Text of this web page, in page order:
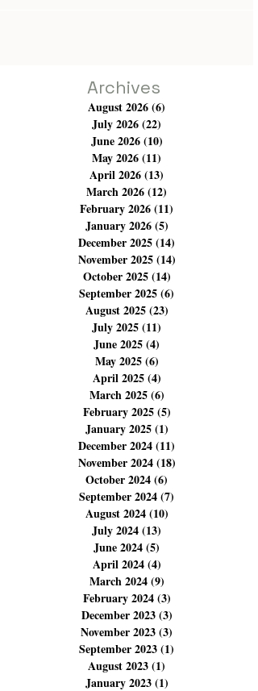
même titre que les humains.
Archives
August 2026 (6)
July 2026 (22)22 posts
June 2026(10)10 posts
May 2026(11)11 posts
April 2026(13)13 posts
March 2026(12)12 posts
February 2026 (11)11 posts
January 2026 (5)5 posts
December 2025 (14)
November 2025(14)
October 2025 (14)
September 2025
August 2025 (23)
July 2025 (11)
June 2025 (4)4 posts
May 2025(6)6 posts
April 2025(4)4 posts
March 2025 (6)6 posts
February 2025 (5)5 posts
January 2025 (1) 1 post
December 2024 (11)
November 2024(18)
October 2024 (6)
September 2024
August 2024 (10)
July 2024 (13)13 posts
June 2024(5)5 posts
April 2024(4)4 posts
March 2024(9)9 posts
February 2024 (3)3 posts
December 2023(3)
November 2023 (3)